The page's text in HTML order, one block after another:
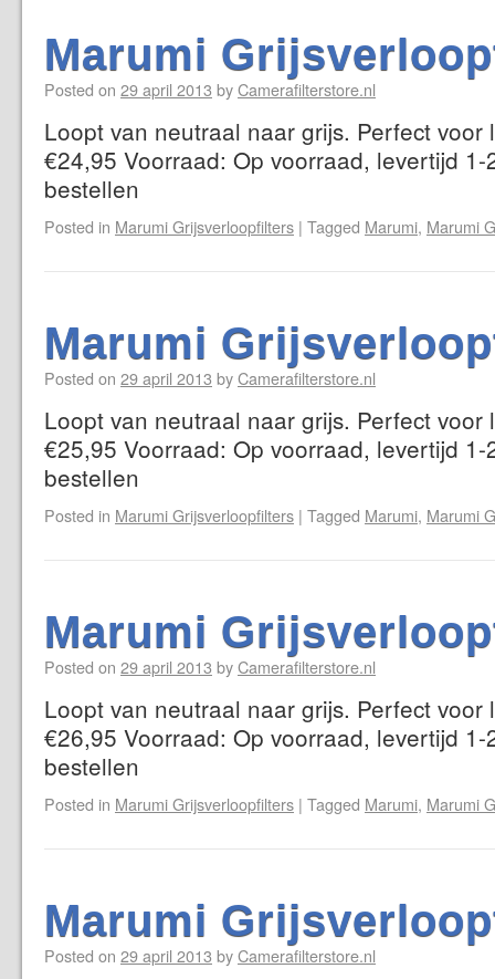
Marumi
Posted on 29 april 2013 byCamerafilterstore.nl
Loopt van neutraal naar grijs. Perfect voor
€24,95 Voorraad: Op voorraad, levertijd
bestellen
Posted in Marumi Grijsverloopfilters | Tagged Marumi, Marumi
Marumi
Posted on 29 april 2013 byCamerafilterstore.nl
Loopt van neutraal naar grijs. Perfect voor
€25,95 Voorraad: Op voorraad, levertijd
bestellen
Posted in Marumi Grijsverloopfilters | Tagged Marumi, Marumi
Marumi
Posted on 29 april 2013 byCamerafilterstore.nl
Loopt van neutraal naar grijs. Perfect voor
€26,95 Voorraad: Op voorraad, levertijd
bestellen
Posted in Marumi Grijsverloopfilters | Tagged Marumi, Marumi
Marumi
Posted on 29 april 2013 byCamerafilterstore.nl